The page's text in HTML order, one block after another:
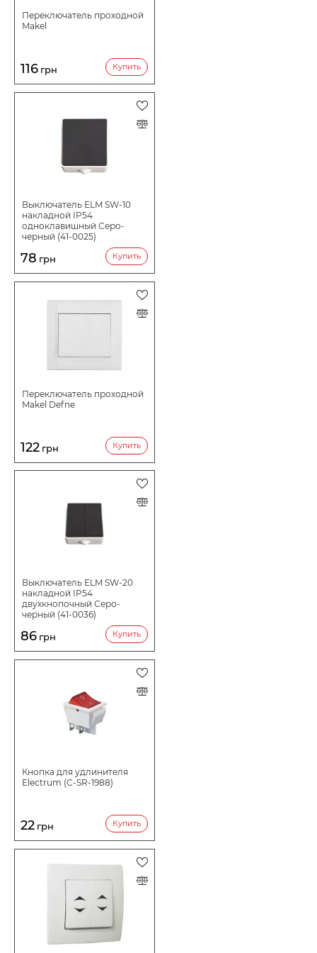
Переключатель проходной
Makel
116 грн Купить
Выключатель ELM SW-10
накладной IP54
одноклавишный Серо-
черный (41-0025)
78 грн Купить
Переключатель проходной
Makel Defne
122 грн Купить
Выключатель ELM SW-20
накладной IP54
двухкнопочный Серо-
черный (41-0036)
86 грн Купить
Кнопка для удлинителя
Electrum (C-SR-1988)
22 грн Купить